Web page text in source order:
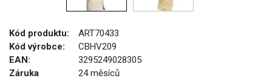
Kód produktu:
ART70433
Kód výrobce:
CBHV209
EAN:
3295249028305
Záruka
24 měsíců